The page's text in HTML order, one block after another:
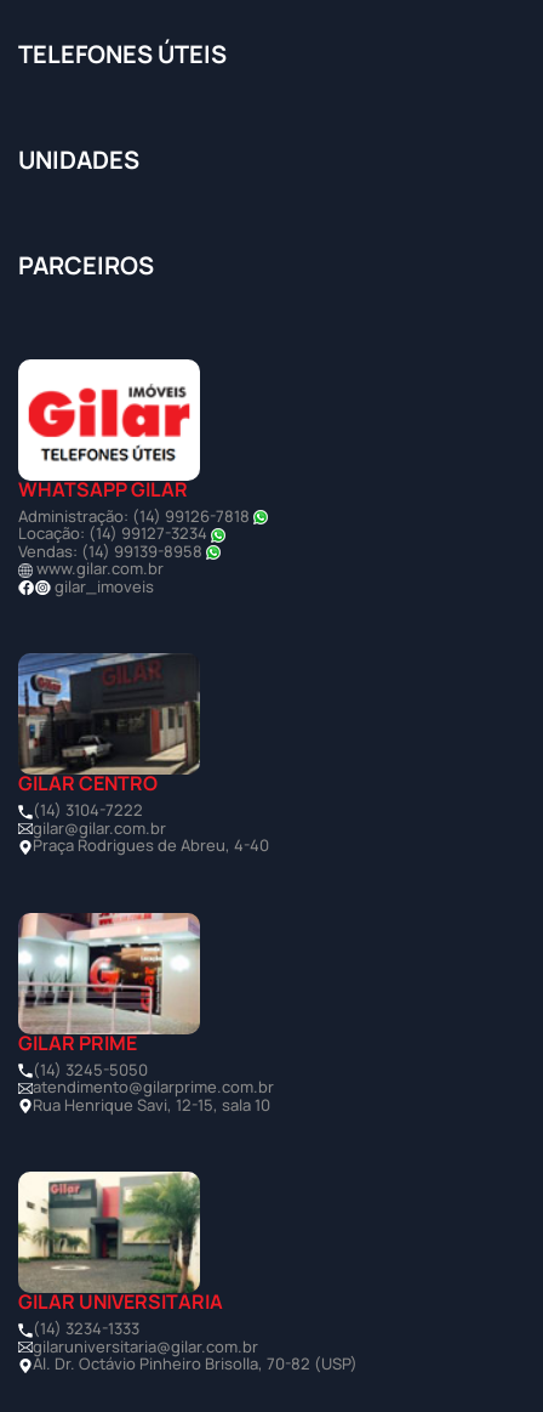
TELEFONES ÚTEIS
UNIDADES
PARCEIROS
WHATSAPP GILAR
Administração: (14) 99126-7818
Locação: (14) 99127-3234
Vendas: (14) 99139-8958
www.gilar.com.br
gilar_imoveis
GILAR CENTRO
(14) 3104-7222
gilar@gilar.com.br
Praça Rodrigues de Abreu, 4-40
GILAR PRIME
(14) 3245-5050
atendimento@gilarprime.com.br
Rua Henrique Savi, 12-15, sala 10
GILAR UNIVERSITÁRIA
(14) 3234-1333
gilaruniversitaria@gilar.com.br
Al. Dr. Octávio Pinheiro Brisolla, 70-82 (USP)